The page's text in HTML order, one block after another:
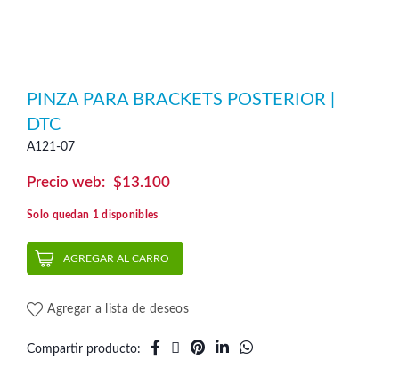
PINZA PARA BRACKETS POSTERIOR |
DTC
A121-07
$13.100
Solo quedan 1 disponibles
AGREGAR AL CARRO
Agregar a lista de deseos
Compartir producto